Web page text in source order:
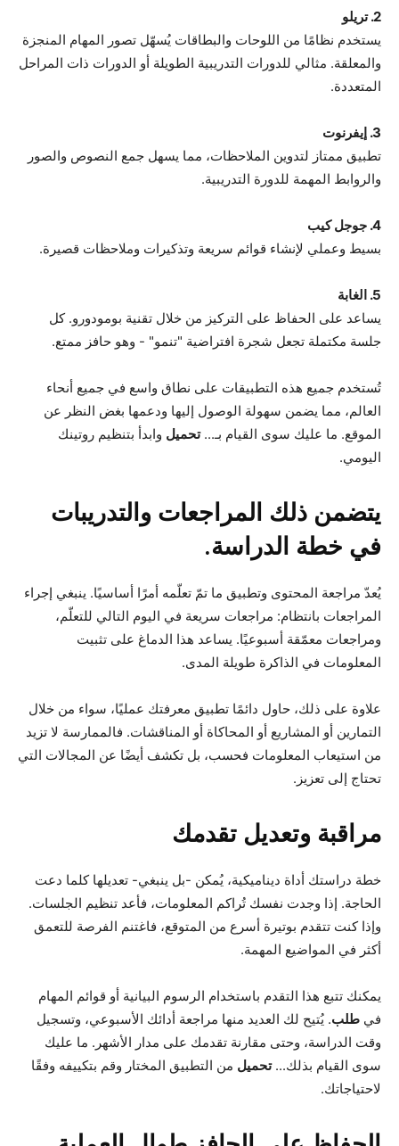
2. تريلو
يستخدم نظامًا من اللوحات والبطاقات يُسهّل تصور المهام المنجزة
والمعلقة. مثالي للدورات التدريبية الطويلة أو الدورات ذات المراحل
المتعددة.
3. إيفرنوت
تطبيق ممتاز لتدوين الملاحظات، مما يسهل جمع النصوص والصور
والروابط المهمة للدورة التدريبية.
4. جوجل كيب
بسيط وعملي لإنشاء قوائم سريعة وتذكيرات وملاحظات قصيرة.
5. الغابة
يساعد على الحفاظ على التركيز من خلال تقنية بومودورو. كل
جلسة مكتملة تجعل شجرة افتراضية "تنمو" - وهو حافز ممتع.
تُستخدم جميع هذه التطبيقات على نطاق واسع في جميع أنحاء
العالم، مما يضمن سهولة الوصول إليها ودعمها بغض النظر عن
الموقع. ما عليك سوى القيام بـ...تحميل وابدأ بتنظيم روتينك
اليومي.
يتضمن ذلك المراجعات والتدريبات
في خطة الدراسة.
يُعدّ مراجعة المحتوى وتطبيق ما تمّ تعلّمه أمرًا أساسيًا. ينبغي إجراء
المراجعات بانتظام: مراجعات سريعة في اليوم التالي للتعلّم،
ومراجعات معمّقة أسبوعيًا. يساعد هذا الدماغ على تثبيت
المعلومات في الذاكرة طويلة المدى.
علاوة على ذلك، حاول دائمًا تطبيق معرفتك عمليًا، سواء من خلال
التمارين أو المشاريع أو المحاكاة أو المناقشات. فالممارسة لا تزيد
من استيعاب المعلومات فحسب، بل تكشف أيضًا عن المجالات التي
تحتاج إلى تعزيز.
مراقبة وتعديل تقدمك
خطة دراستك أداة ديناميكية، يُمكن -بل ينبغي- تعديلها كلما دعت
الحاجة. إذا وجدت نفسك تُراكم المعلومات، فأعد تنظيم الجلسات.
وإذا كنت تتقدم بوتيرة أسرع من المتوقع، فاغتنم الفرصة للتعمق
أكثر في المواضيع المهمة.
يمكنك تتبع هذا التقدم باستخدام الرسوم البيانية أو قوائم المهام
في طلب. يُتيح لك العديد منها مراجعة أدائك الأسبوعي، وتسجيل
وقت الدراسة، وحتى مقارنة تقدمك على مدار الأشهر. ما عليك
سوى القيام بذلك...تحميل من التطبيق المختار وقم بتكييفه وفقًا
لاحتياجاتك.